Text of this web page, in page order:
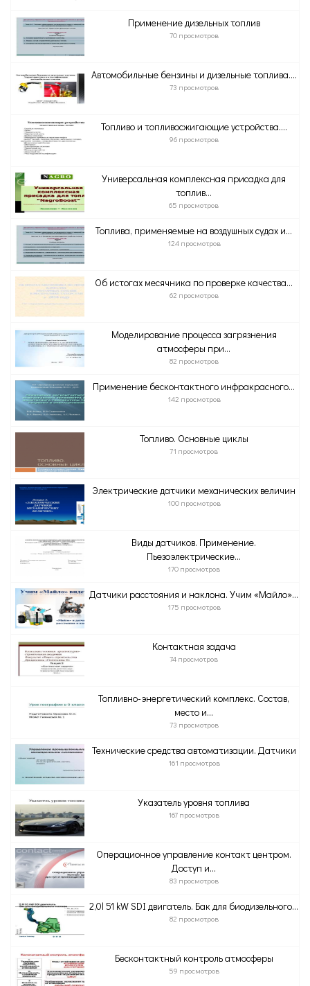
Применение дизельных топлив
70 просмотров
Автомобильные бензины и дизельные топлива....
73 просмотров
Топливо и топливосжигающие устройства....
96 просмотров
Универсальная комплексная присадка для
топлив...
65 просмотров
Топлива, применяемые на воздушных судах и...
124 просмотров
Об истогах месячника по проверке качества...
62 просмотров
Моделирование процесса загрязнения
атмосферы при...
82 просмотров
Применение бесконтактного инфракрасного...
142 просмотров
Топливо. Основные циклы
71 просмотров
Электрические датчики механических величин
100 просмотров
Виды датчиков. Применение.
Пьезоэлектрические...
170 просмотров
Датчики расстояния и наклона. Учим «Майло»...
175 просмотров
Контактная задача
74 просмотров
Топливно-энергетический комплекс. Состав,
место и...
73 просмотров
Технические средства автоматизации. Датчики
161 просмотров
Указатель уровня топлива
167 просмотров
Операционное управление контакт центром.
Доступ и...
83 просмотров
2,0l 51 kW SDI двигатель. Бак для биодизельного...
82 просмотров
Бесконтактный контроль атмосферы
59 просмотров